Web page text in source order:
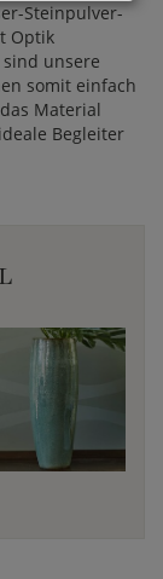
Steinpulver-
Optik
unsere
somit einfach
Material
Begleiter